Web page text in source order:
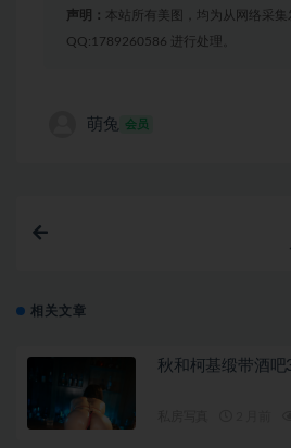
声明： 本站所有美图，均为从网络采
QQ:1789260586 进行处理。
萌兔 会员
相关文章
秋和柯基缎带酒吧